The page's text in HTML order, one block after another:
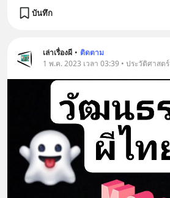
บันทึก
เล่าเรื่องผี • ติดตาม
1 พ.ค. 2023 เวลา 03:39 • ประวัติศาสตร์